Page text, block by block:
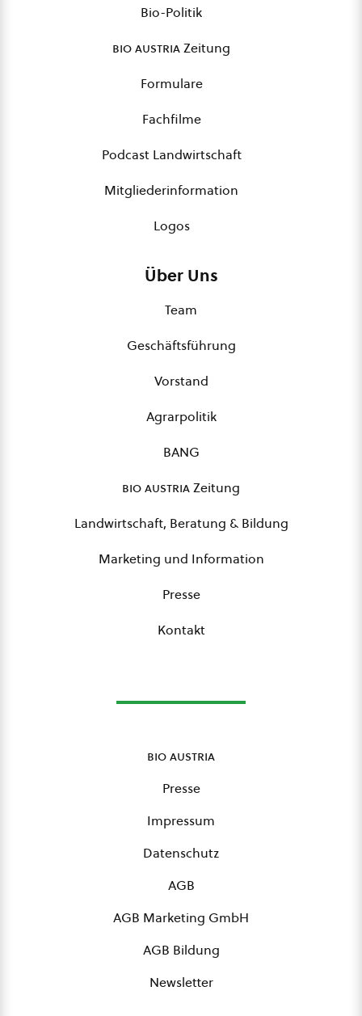
Bio-Politik
bio austriaZeitung
Formulare
Fachfilme
Podcast Landwirtschaft
Mitgliederinformation
Logos
Über Uns
Team
Geschäftsführung
Vorstand
Agrarpolitik
BANG
bio austriaZeitung
Landwirtschaft, Beratung & Bildung
Marketing und Information
Presse
Kontakt
bio austria
Presse
Impressum
Datenschutz
AGB
AGB Marketing GmbH
AGB Bildung
Newsletter